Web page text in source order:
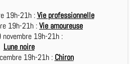
19h-21h :Vie professionnelle
19h-21h :Vie amoureuse
novembre 19h-21h :
Lune noire
19h-21h : Chiron